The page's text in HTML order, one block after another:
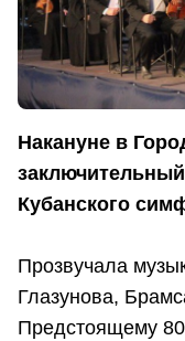
Накануне в
Кубанского
Прозвучала
Глазунова,
Предстоящему